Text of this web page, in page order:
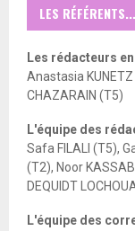
LES RÉFÉRENTS...
Les rédacteurs
Anastasia
CHAZARAIN (T5)
L'équipe des
Safa FILALI (T5),
(T2), Noor
DEQUIDT
L'équipe des